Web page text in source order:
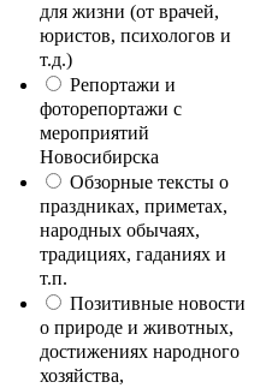
для жизни (от врачей,
юристов, психологов и
т.д.)
Репортажи и
фоторепортажи с
мероприятий
Новосибирска
Обзорные тексты о
праздниках, приметах,
народных обычаях,
традициях, гаданиях и
т.п.
Позитивные новости
о природе и животных,
достижениях народного
хозяйства,